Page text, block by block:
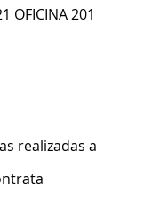
OFICINA 201
realizadas a